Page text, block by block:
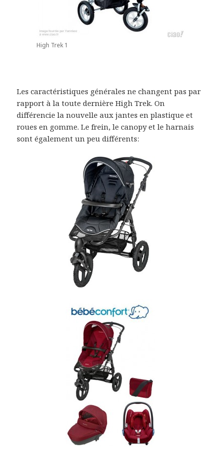
High Trek 1
Les caractéristiques générales ne changent pas par
rapport à la toute dernière High Trek. On
différencie la nouvelle aux jantes en plastique et
roues en gomme. Le frein, le canopy et le harnais
sont également un peu différents: